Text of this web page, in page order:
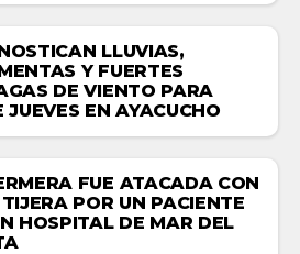
LLUVIAS,
Y FUERTES
DE VIENTO PARA
JUEVES EN AYACUCHO
FUE ATACADA CON
POR UN PACIENTE
HOSPITAL DE MAR DEL